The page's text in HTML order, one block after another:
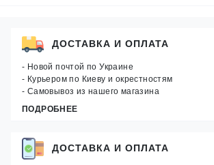
ДОСТАВКА И ОПЛАТА
- Новой почтой по Украине
- Курьером по Киеву и окрестностям
- Самовывоз из нашего магазина
ПОДРОБНЕЕ
ДОСТАВКА И ОПЛАТА